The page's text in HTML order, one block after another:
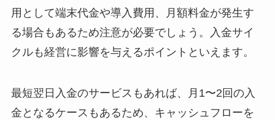
用として端末代金や導入費用、月額料金が発生す
る場合もあるため注意が必要でしょう。入金サイ
クルも経営に影響を与えるポイントといえます。
最短翌日入金のサービスもあれば、月1〜2回の入
金となるケースもあるため、キャッシュフローを